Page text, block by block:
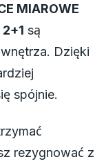
MIAROWE
są
Dzięki
spójnie.
rezygnować z